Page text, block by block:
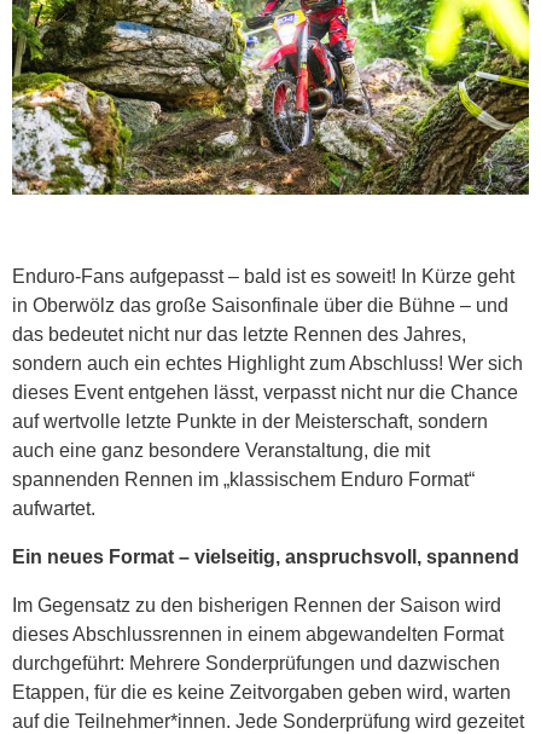
Enduro-Fans aufgepasst – bald ist es soweit! In Kürze geht
in Oberwölz das große Saisonfinale über die Bühne – und
das bedeutet nicht nur das letzte Rennen des Jahres,
sondern auch ein echtes Highlight zum Abschluss! Wer sich
dieses Event entgehen lässt, verpasst nicht nur die Chance
auf wertvolle letzte Punkte in der Meisterschaft, sondern
auch eine ganz besondere Veranstaltung, die mit
spannenden Rennen im „klassischem Enduro Format“
aufwartet.
Ein neues Format – vielseitig, anspruchsvoll, spannend
Im Gegensatz zu den bisherigen Rennen der Saison wird
dieses Abschlussrennen in einem abgewandelten Format
durchgeführt: Mehrere Sonderprüfungen und dazwischen
Etappen, für die es keine Zeitvorgaben geben wird, warten
auf die Teilnehmer*innen. Jede Sonderprüfung wird gezeitet